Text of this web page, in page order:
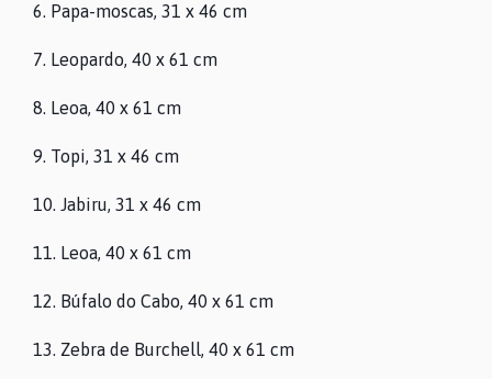
6. Papa-moscas, 31 x 46 cm
7. Leopardo, 40 x 61 cm
8. Leoa, 40 x 61 cm
9. Topi, 31 x 46 cm
10. Jabiru, 31 x 46 cm
11. Leoa, 40 x 61 cm
12. Búfalo do Cabo, 40 x 61 cm
13. Zebra de Burchell, 40 x 61 cm